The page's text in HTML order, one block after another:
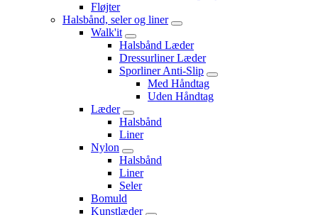
Fløjter
Halsbånd, seler og liner
Walk'it
Halsbånd Læder
Dressurliner Læder
Sporliner Anti-Slip
Med Håndtag
Uden Håndtag
Læder
Halsbånd
Liner
Nylon
Halsbånd
Liner
Seler
Bomuld
Kunstlæder